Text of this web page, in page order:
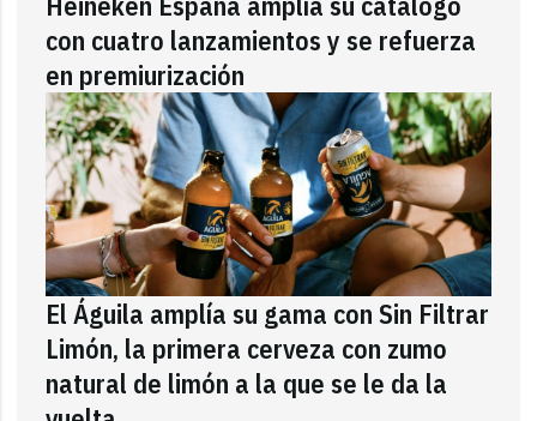
con cuatro lanzamientos y se refuerza
en premiurización
El Águila amplía su gama con Sin Filtrar
Limón, la primera cerveza con zumo
natural de limón a la que se le da la